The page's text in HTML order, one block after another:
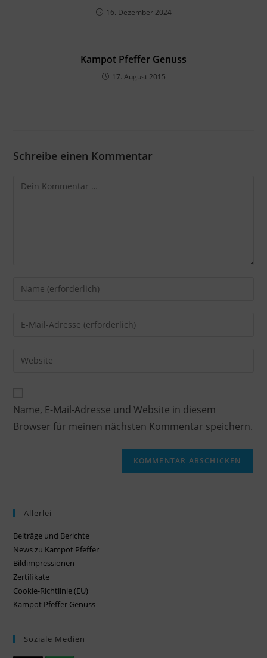
16. Dezember 2024
Kampot Pfeffer Genuss
17. August 2015
Schreibe einen Kommentar
Name, E-Mail-Adresse und Website in diesem
Browser für meinen nächsten Kommentar speichern.
Allerlei
Beiträge und Berichte
News zu Kampot Pfeffer
Bildimpressionen
Zertifikate
Cookie-Richtlinie (EU)
Kampot Pfeffer Genuss
Soziale Medien